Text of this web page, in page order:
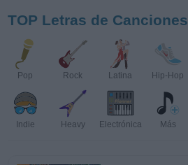
TOP Letras de Canciones
Pop Rock Latina Hip-Hop
Indie Heavy Electrónica Más